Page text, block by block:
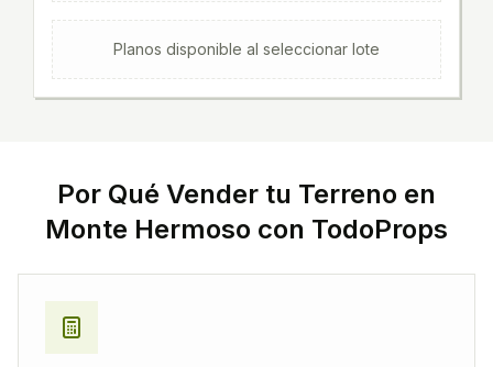
Planos disponible al seleccionar lote
Por Qué Vender tu Terreno en
Monte Hermoso con TodoProps